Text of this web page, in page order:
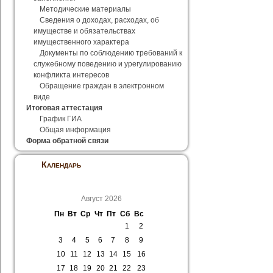
Методические материалы
Сведения о доходах, расходах, об
имуществе и обязательствах
имущественного характера
Документы по соблюдению требований к
служебному поведению и урегулированию
конфликта интересов
Обращение граждан в электронном
виде
Итоговая аттестация
График ГИА
Общая информация
Форма обратной связи
Календарь
Август 2026
Пн
Вт Ср Чт Пт Сб
Вс
1
2
3
4 5 6 7 8
9
10
11 12 13 14 15
16
17
18 19 20 21 22
23